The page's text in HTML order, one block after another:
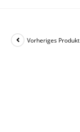
Vorheriges Produkt